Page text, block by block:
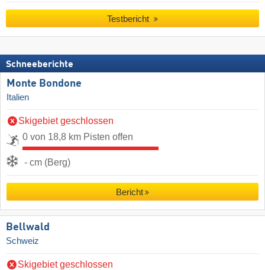
Testbericht
Schneeberichte
Monte Bondone
Italien
Skigebiet geschlossen
0 von 18,8 km Pisten offen
- cm (Berg)
Bericht
Bellwald
Schweiz
Skigebiet geschlossen